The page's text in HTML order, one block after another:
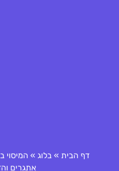
דף הבית » בלוג » המיסוי
אתגרים